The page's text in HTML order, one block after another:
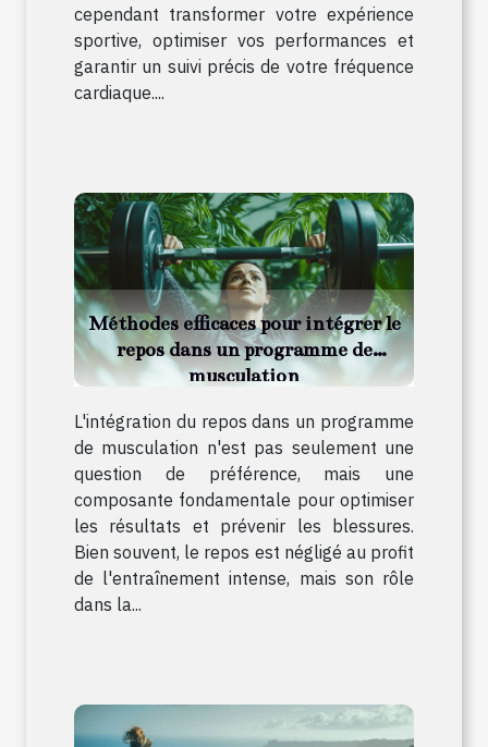
cependant transformer votre expérience
sportive, optimiser vos performances et
garantir un suivi précis de votre fréquence
cardiaque....
Méthodes efficaces pour intégrer le
repos dans un programme de
musculation
L'intégration du repos dans un programme
de musculation n'est pas seulement une
question de préférence, mais une
composante fondamentale pour optimiser
les résultats et prévenir les blessures.
Bien souvent, le repos est négligé au profit
de l'entraînement intense, mais son rôle
dans la...